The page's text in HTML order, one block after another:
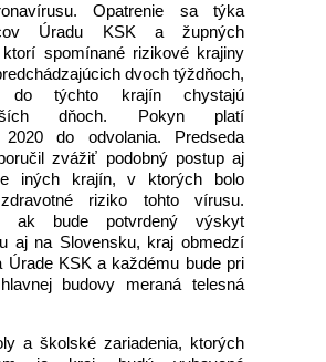
Opatrenie sa týka
Úradu KSK a župných
spomínané rizikové krajiny
dvoch týždňoch,
týchto krajín chystajú
dňoch. Pokyn platí
do odvolania. Predseda
zvážiť podobný postup aj
iných krajín, v ktorých bolo
riziko tohto vírusu.
ak bude potvrdený výskyt
aj na Slovensku, kraj obmedzí
Úrade KSK a každému bude pri
budovy meraná telesná
a školské zariadenia, ktorých